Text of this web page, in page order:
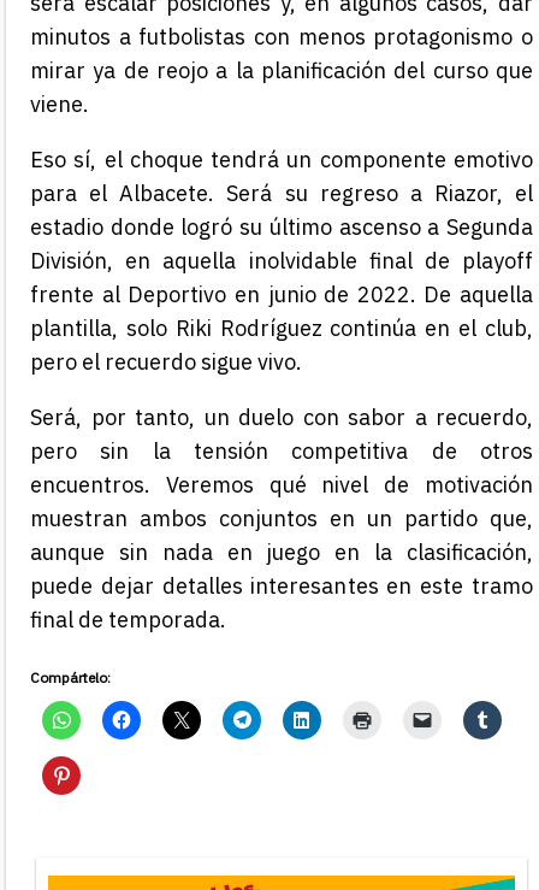
minutos a futbolistas con menos protagonismo o
mirar ya de reojo a la planificación del curso que
viene.
Eso sí, el choque tendrá un componente emotivo
para el Albacete. Será su regreso a Riazor, el
estadio donde logró su último ascenso a Segunda
División, en aquella inolvidable final de playoff
frente al Deportivo en junio de 2022. De aquella
plantilla, solo Riki Rodríguez continúa en el club,
pero el recuerdo sigue vivo.
Será, por tanto, un duelo con sabor a recuerdo,
pero sin la tensión competitiva de otros
encuentros. Veremos qué nivel de motivación
muestran ambos conjuntos en un partido que,
aunque sin nada en juego en la clasificación,
puede dejar detalles interesantes en este tramo
final de temporada.
Compártelo: